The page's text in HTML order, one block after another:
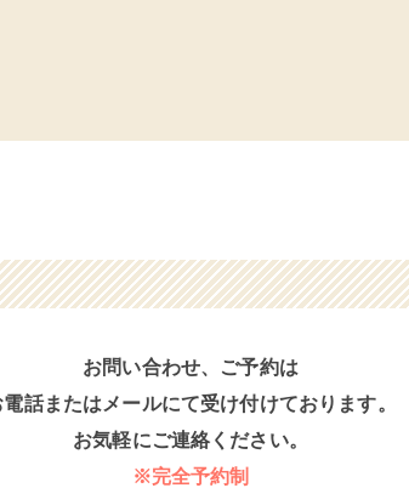
お問い合わせ、ご予約は
電話または メールにて受け付けております。
お気軽にご連絡ください。
※完全予約制